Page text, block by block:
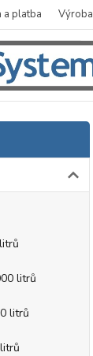
a platba Výroba
litrů
litrů